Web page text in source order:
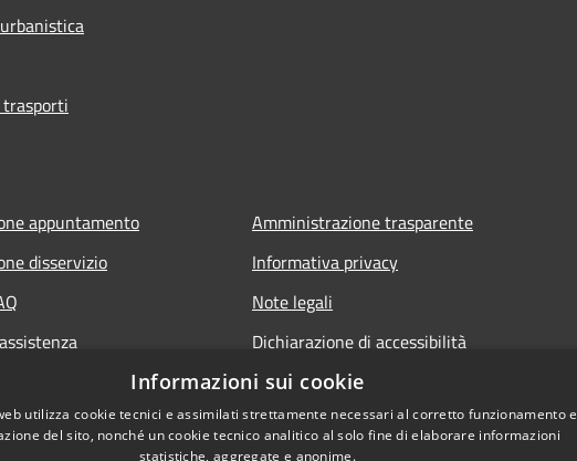
appuntamento
disservizio
Amministrazione trasparente
Informativa privacy
Note legali
Dichiarazione di accessibilità
Sito istituzionale precedente
Informazioni sui cookie
utilizza cookie tecnici e assimilati strettamente necessari al corretto funzionamento e
del sito, nonché un cookie tecnico analitico al solo fine di elaborare informazioni
statistiche, aggregate e anonime.